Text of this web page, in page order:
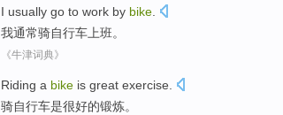
I usually go to work by bike.
我通常骑自行车上班。
《牛津词典》
Riding a bike is great exercise
骑自行车是很好的锻炼。